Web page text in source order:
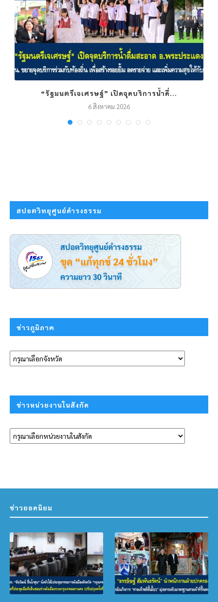
“รัฐมนตรีเจเศรษฐ์” เปิดจุดบริการน้ำดื่...
6 สิงหาคม 2026
สปอตวิทยุศูนย์ดำรงธรรม
ข่าวภูมิภาค
ข่าวหน่วยงานในสังกัด
ข่าวยอดนิยม